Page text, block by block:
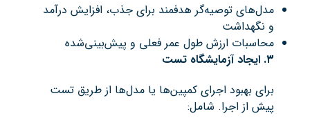
مدل‌های توصیه‌گر هدفمند برای جذب، افزایش درآمد
و نگهداشت
محاسبات ارزش طول عمر فعلی و پیش‌بینی‌شده
۳.ایجاد آزمایشگاه تست
برای بهبود اجرای کمپین‌ها یا مدل‌ها از طریق تست
پیش از اجرا. شامل: